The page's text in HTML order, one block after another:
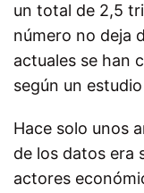
un total de 2,5
número no deja
actuales se han
según un
Hace solo unos
de los datos era
actores